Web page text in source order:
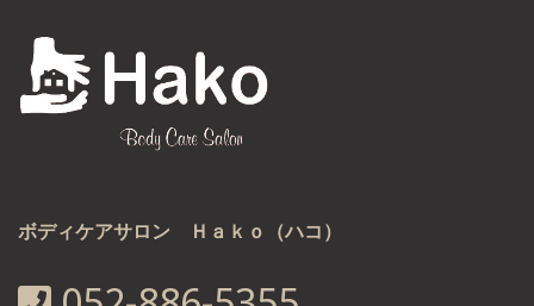
ボディケアサロン Ｈａｋｏ（ハコ）